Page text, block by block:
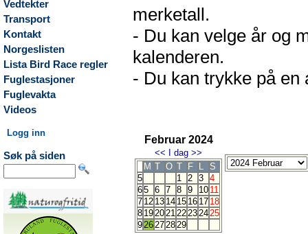
Vedtekter
Transport
Kontakt
Norgeslisten
Lista Bird Race regler
Fuglestasjoner
Fuglevakta
Videos
Logg inn
Søk på siden
merketall.
- Du kan velge år og
kalenderen.
- Du kan trykke på en
Februar 2024
<< I dag >>
M T O T F L
S
5
1 2 3 4
65 6 7 8 9 10 11
7 12 13 14 15 16 17 18
8 19202122232425
926272829